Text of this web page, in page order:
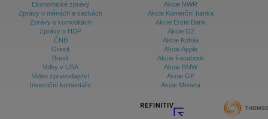
Ekonomické zprávy
Zprávy o měnách a sazbách
Zprávy o komoditách
Zprávy o HDP
ČNB
Grexit
Brexit
Volby v USA
Video zpravodajství
Investiční komentáře
Akcie NWR
Akcie Komerční banka
Akcie Erste Bank
Akcie O2
Akcie Kofola
Akcie Apple
Akcie Facebook
Akcie BMW
Akcie GE
Akcie Moneta